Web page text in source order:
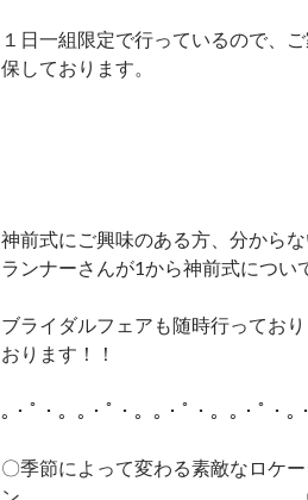
１日一組限定で行っているので、
保しております。
神前式にご興味のある方、分から
ランナーさんが1から神前式につい
ブライダルフェアも随時行ってお
おります！！
｡・ﾟ・。｡・ﾟ・。｡・ﾟ・。｡・ﾟ・｡
〇季節によって変わる素敵なロケー